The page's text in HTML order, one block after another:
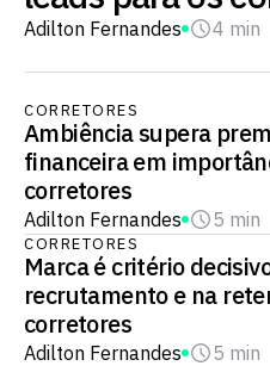
Adilton Fernandes 4 min
CORRETORES
Ambiência supera
financeira em
corretores
Adilton Fernandes 5 min
CORRETORES
Marca é critério
recrutamento e na
corretores
Adilton Fernandes 5 min